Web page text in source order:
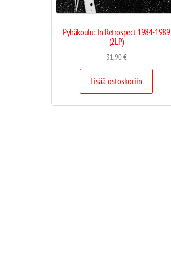
Pyhäkoulu: In Retrospect 1984-1989
(2LP)
31,90€
Lisää ostoskoriin